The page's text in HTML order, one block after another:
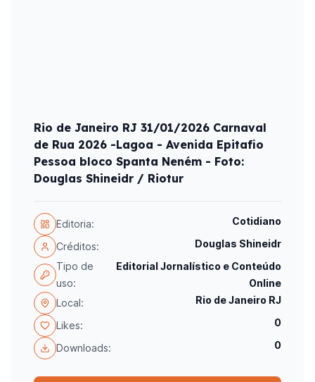
Rio de Janeiro RJ 31/01/2026 Carnaval
de Rua 2026 -Lagoa - Avenida Epitafio
Pessoa bloco Spanta Neném - Foto:
Douglas Shineidr / Riotur
Editoria: Cotidiano
Créditos:
Douglas Shineidr
Tipo de
uso:
Editorial Jornalístico e Conteúdo
Online
Local:
Rio de Janeiro RJ
Likes: 0
Downloads: 0